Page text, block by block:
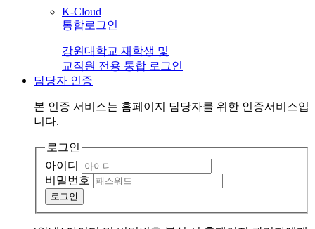
K-Cloud
통합로그인
강원대학교 재학생 및
교직원 전용 통합 로그인
담당자 인증
본 인증 서비스는 홈페이지 담당자를 위한 인증서비스입
니다.
로그인
아이디
비밀번호
로그인